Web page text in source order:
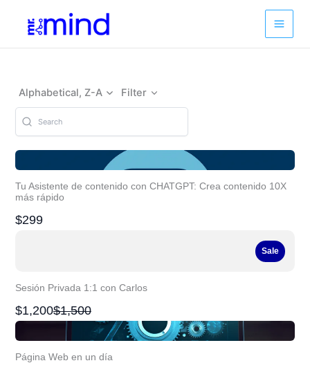
Alphabetical, Z-A Filter
Tu Asistente de contenido con CHATGPT: Crea contenido 10X
más rápido
$299
Sale
Sesión Privada 1:1 con Carlos
$1,200Compare
$1,500
Página Web en un día